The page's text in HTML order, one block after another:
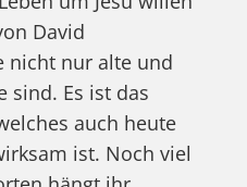
David
nicht nur alte und
sind. Es ist das
auch heute
ist. Noch viel